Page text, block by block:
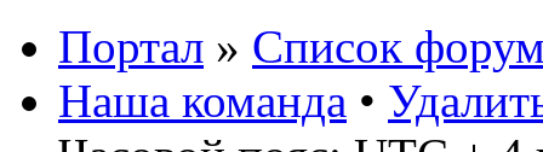
Портал » Список
Наша команда •